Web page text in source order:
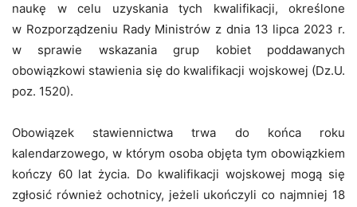
naukę w celu uzyskania tych kwalifikacji, określone
w Rozporządzeniu Rady Ministrów z dnia 13 lipca 2023 r.
w sprawie wskazania grup kobiet poddawanych
obowiązkowi stawienia się do kwalifikacji wojskowej (Dz.U.
poz. 1520).
Obowiązek stawiennictwa trwa do końca roku
kalendarzowego, w którym osoba objęta tym obowiązkiem
kończy 60 lat życia. Do kwalifikacji wojskowej mogą się
zgłosić również ochotnicy, jeżeli ukończyli co najmniej 18